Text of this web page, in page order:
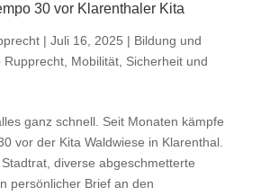
30 vor Klarenthaler Kita
| Juli 16, 2025 | Bildung und
Rupprecht, Mobilität, Sicherheit und
ganz schnell. Seit Monaten kämpfe
vor der Kita Waldwiese in Klarenthal.
diverse abgeschmetterte
persönlicher Brief an den